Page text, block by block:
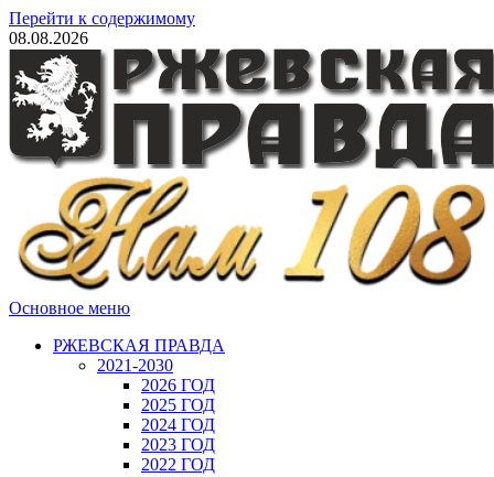
Перейти к содержимому
08.08.2026
Основное меню
РЖЕВСКАЯ ПРАВДА
2021-2030
2026 ГОД
2025 ГОД
2024 ГОД
2023 ГОД
2022 ГОД